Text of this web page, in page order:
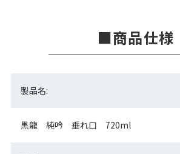
商品仕様
製品名:
黒龍 純吟 垂れ口 720ml